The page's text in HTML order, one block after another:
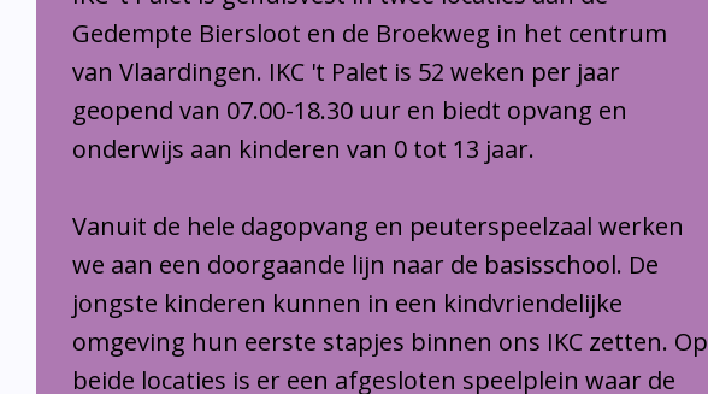
Gedempte Biersloot en de Broekweg in het centrum
van Vlaardingen. IKC 't Palet is 52 weken per jaar
geopend van 07.00-18.30 uur en biedt opvang en
onderwijs aan kinderen van 0 tot 13 jaar.
Vanuit de hele dagopvang en peuterspeelzaal werken
we aan een doorgaande lijn naar de basisschool. De
jongste kinderen kunnen in een kindvriendelijke
omgeving hun eerste stapjes binnen ons IKC zetten. Op
beide locaties is er een afgesloten speelplein waar de